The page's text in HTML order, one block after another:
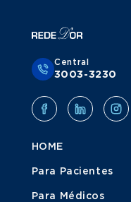
Central
3003-3230
HOME
Para Pacientes
Para Médicos